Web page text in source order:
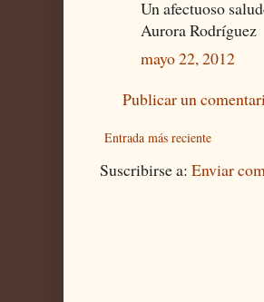
Un afectuoso
Aurora Rodríguez
mayo 22, 2012
Publicar un
Entrada más reciente
Suscribirse a: Enviar